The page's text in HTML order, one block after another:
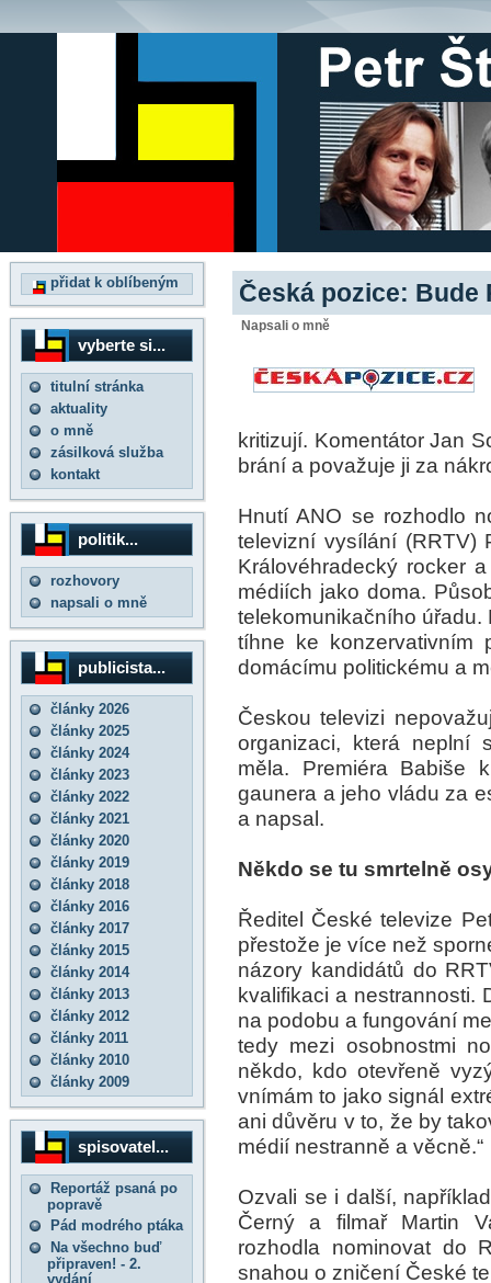
přidat k oblíbeným
vyberte si...
titulní stránka
aktuality
o mně
zásilková služba
kontakt
politik...
rozhovory
napsali o mně
publicista...
články 2026
články 2025
články 2024
články 2023
články 2022
články 2021
články 2020
články 2019
články 2018
články 2016
články 2017
články 2015
články 2014
články 2013
články 2012
články 2011
články 2010
články 2009
spisovatel...
Reportáž psaná po
popravě
Pád modrého ptáka
Na všechno buď
připraven! - 2.
vydání
Česká pozice: Bude
Napsali o mně
kritizují. Komentátor Jan
brání a považuje ji za
Hnutí ANO se rozhodlo
televizní vysílání (RRTV)
Královéhradecký rocker
médiích jako doma.
telekomunikačního úřadu.
tíhne ke konzervativním
domácímu politickému a
Českou televizi
organizaci, která neplní
měla. Premiéra Babiše
gaunera a jeho vládu za
a napsal.
Někdo se tu smrtelně
Ředitel České televize
přestože je více než
názory kandidátů do
kvalifikaci a nestrannosti.
na podobu a fungování
tedy mezi osobnostmi
někdo, kdo otevřeně
vnímám to jako signál
ani důvěru v to, že by
médií nestranně a věcně.“
Ozvali se i další,
Černý a filmař Martin
rozhodla nominovat do
snahou o zničení České